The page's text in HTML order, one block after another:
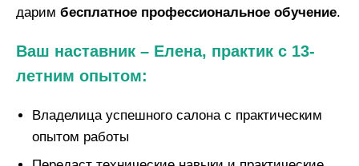
дарим бесплатное профессиональное обучение.
Ваш наставник – Елена, практик с 13-
летним опытом:
Владелица успешного салона с практическим
опытом работы